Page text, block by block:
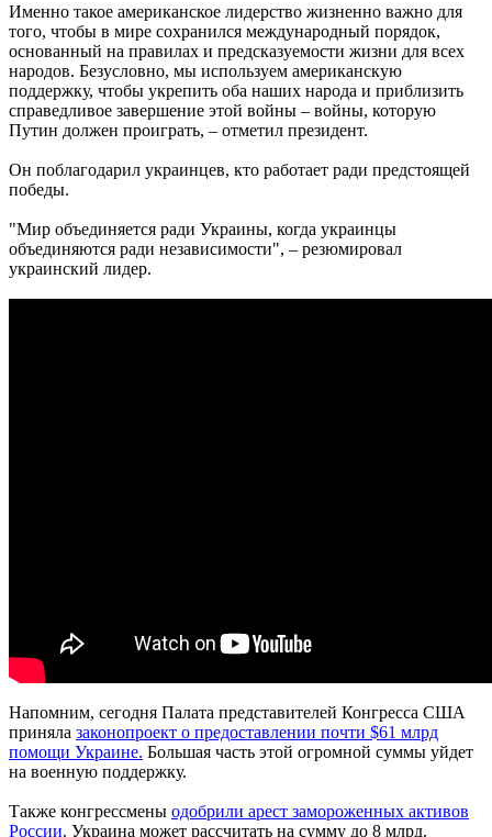
Именно такое американское лидерство жизненно важно для
того, чтобы в мире сохранился международный порядок,
основанный на правилах и предсказуемости жизни для всех
народов. Безусловно, мы используем американскую
поддержку, чтобы укрепить оба наших народа и приблизить
справедливое завершение этой войны – войны, которую
Путин должен проиграть, – отметил президент.
Он поблагодарил украинцев, кто работает ради предстоящей
победы.
"Мир объединяется ради Украины, когда украинцы
объединяются ради независимости", – резюмировал
украинский лидер.
Напомним, сегодня Палата представителей Конгресса США
приняла законопроект о предоставлении почти $61 млрд
помощи Украине. Большая часть этой огромной суммы уйдет
на военную поддержку.
Также конгрессмены одобрили арест замороженных активов
России. Украина может рассчитать на сумму до 8 млрд.